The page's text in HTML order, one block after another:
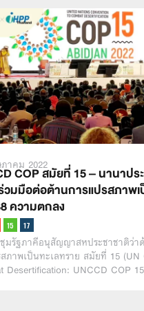
าคม 2022
COP สมัยที่ 15 – นานาปร
วมมือต่อต้านการแปรสภาพเ
ความตกลง
ชุมรัฐภาคีอนุสัญญาสหประชาชาติว่า
ภาพเป็นทะเลทราย สมัยที่ 15
Desertification: UNCCD COP